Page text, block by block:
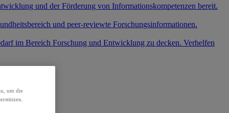
und der Förderung von Informationskompetenzen bereit.
und peer-reviewte Forschungsinformationen.
im Bereich Forschung und Entwicklung zu decken. Verhelfen
um die